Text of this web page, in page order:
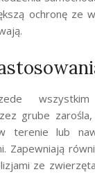
ochronę ze
grube zarośla,
terenie lub
Zapewniają
ze